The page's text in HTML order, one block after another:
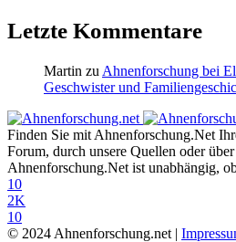
Letzte Kommentare
Martin zu Ahnenforschung bei
Geschwister und
Finden Sie mit Ahnenforschung.Net
Forum, durch unsere Quellen oder
Ahnenforschung.Net ist unabhängig,
10
2K
10
© 2024 Ahnenforschung.net |